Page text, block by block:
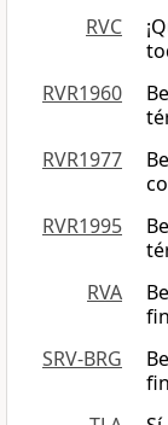
RVC
RVR1960
RVR1977
RVR1995
RVA
SRV-BRG